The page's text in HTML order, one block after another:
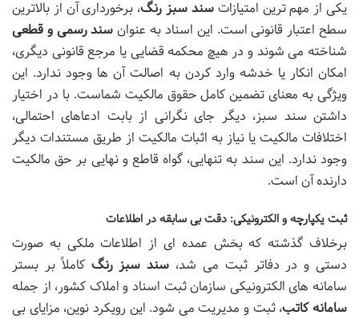
یکی از مهم ترین امتیازاتسند سبز رنگ، برخورداری آن از بالاترین
سطح اعتبار قانونی است. این اسناد به عنوان سند رسمی و قطعی
شناخته می شوند و در هیچ محکمه قضایی یا مرجع قانونی دیگری،
امکان انکار یا خدشه وارد کردن به اصالت آن ها وجود ندارد. این
ویژگی به معنای تضمین کامل حقوق مالکیت شماست. با در اختیار
داشتن سند سبز، دیگر جای نگرانی از بابت ادعاهای احتمالی،
اختلافات مالکیت یا نیاز به اثبات مالکیت از طریق مستندات دیگر
وجود ندارد. این سند به تنهایی، گواه قاطع و نهایی بر حق مالکیت
دارنده آن است.
ثبت یکپارچه و الکترونیکی: دقت بی سابقه در اطلاعات
برخلاف گذشته که بخش عمده ای از اطلاعات ملکی به صورت
دستی و در دفاتر ثبت می شد، سند سبز رنگ کاملاً بر بستر
سامانه های الکترونیکی سازمان ثبت اسناد و املاک کشور، از جمله
سامانه کاتب، ثبت و مدیریت می شود. این رویکرد نوین، مزایای بی